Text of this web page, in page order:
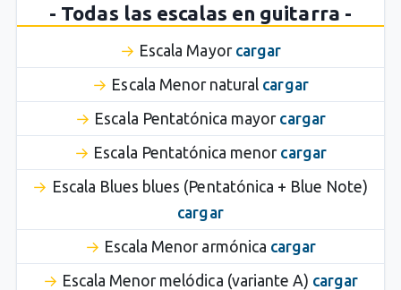
- Todas las escalas en guitarra -
Escala Mayor cargar
Escala Menor natural cargar
Escala Pentatónica mayor cargar
Escala Pentatónica menor cargar
Escala Blues blues (Pentatónica + Blue Note)
cargar
Escala Menor armónica cargar
Escala Menor melódica (variante A) cargar